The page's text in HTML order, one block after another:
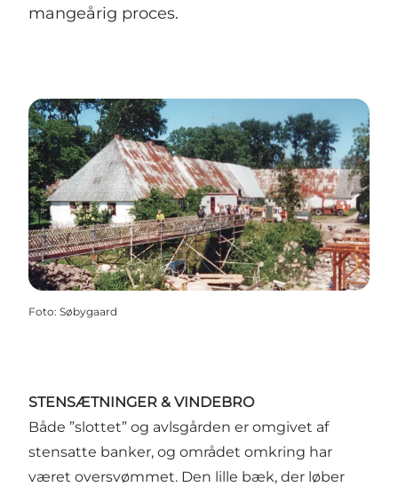
mangeårig proces.
Foto: Søbygaard
STENSÆTNINGER & VINDEBRO
Både ”slottet” og avlsgården er omgivet af
stensatte banker, og området omkring har
været oversvømmet. Den lille bæk, der løber